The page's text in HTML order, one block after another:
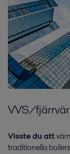
VVS/
Visste du att
traditionella